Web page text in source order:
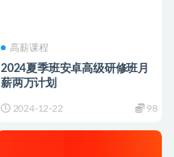
高薪课程
2024夏季班安卓高级研修班月
薪两万计划
2024-12-22 98